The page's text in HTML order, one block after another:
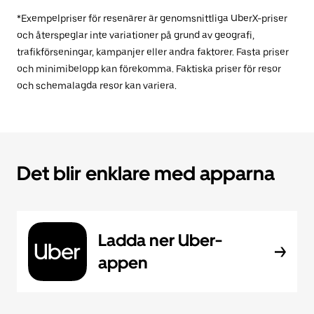
*Exempelpriser för resenärer är genomsnittliga UberX-priser
och återspeglar inte variationer på grund av geografi,
trafikförseningar, kampanjer eller andra faktorer. Fasta priser
och minimibelopp kan förekomma. Faktiska priser för resor
och schemalagda resor kan variera.
Det blir enklare med apparna
Ladda ner Uber-
appen